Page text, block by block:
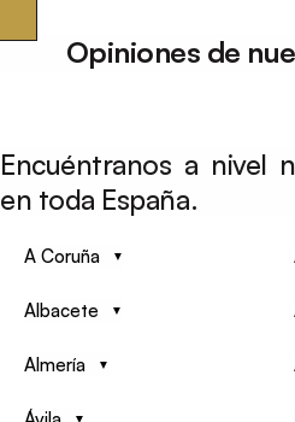
Opiniones de
Encuéntranos a nivel
en toda España.
A Coruña
Albacete
Almería